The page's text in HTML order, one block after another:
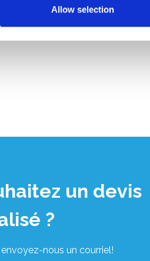
Allow selection
un devis
?
nous un courriel!